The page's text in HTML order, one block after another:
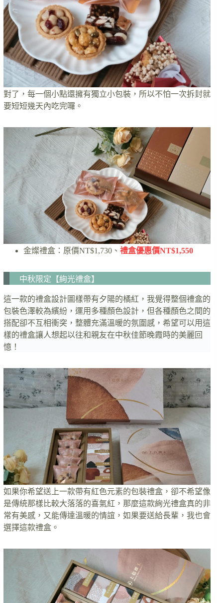
對了，每一個小點還擁有獨立小包裝，所以不怕一次拆封就
要短短幾天內吃完囉。
金燦禮盒：原價NT$1,730、 禮盒優惠價NT$1,550
中秋限定【絢光禮盒】
這一款的禮盒設計圖樣帶有夕陽的橘紅，我覺得整個禮盒的
包裝色澤較為繽紛，運用多種顏色設計，但各種顏色之間的
搭配卻不互相衝突，整體充滿溫暖的氛圍感，希望可以用這
樣的禮盒讓人想起以往和親友在中秋佳節晚霞時的美麗回
憶！
如果你希望送上一款帶有紅色元素的包裝禮盒，卻不希望像
是傳統那樣比較大落落的喜氣紅，那麼這款絢光禮盒真的非
常有美感，又能傳達溫暖的情誼，如果要送給長輩，我也會
選擇這款禮盒。